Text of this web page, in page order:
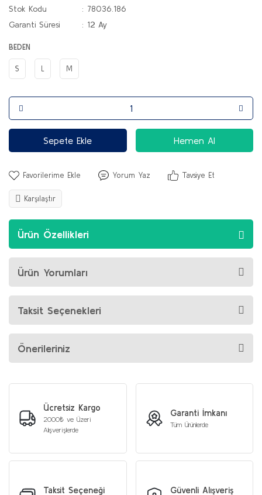
Stok Kodu
78036.186
Garanti Süresi
12 Ay
BEDEN
S L M
Sepete Ekle Hemen Al
Yorum Yaz Tavsiye Et
Karşılaştır
Ürün Özellikleri
Ürün Yorumları
Taksit Seçenekleri
Önerileriniz
Ücretsiz Kargo
2000₺ ve Üzeri
Alışverişlerde
Garanti İmkanı
Tüm Ürünlerde
Taksit Seçeneği Güvenli Alışveriş